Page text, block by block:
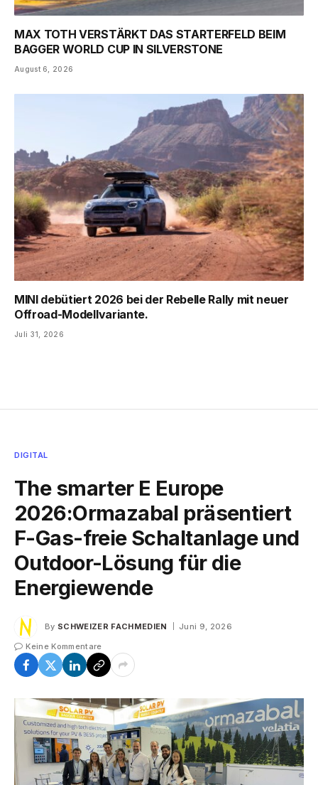
MAX TOTH VERSTÄRKT DAS STARTERFELD BEIM
BAGGER WORLD CUP IN SILVERSTONE
August 6, 2026
MINI debütiert 2026 bei der Rebelle Rally mit neuer
Offroad-Modellvariante.
Juli 31, 2026
DIGITAL
The smarter E Europe
2026:Ormazabal präsentiert
F-Gas-freie Schaltanlage und
Outdoor-Lösung für die
Energiewende
By SCHWEIZER FACHMEDIEN
Juni 9, 2026
Keine Kommentare